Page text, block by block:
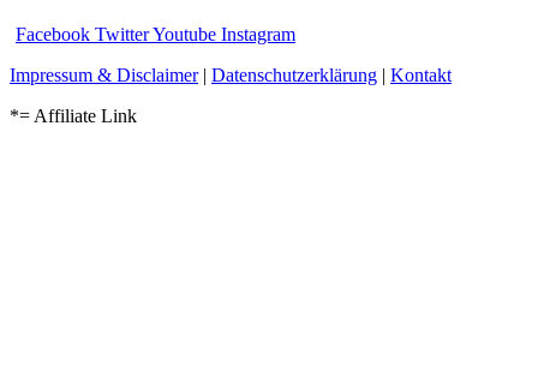
Facebook TwitterYoutube Instagram
Impressum & Disclaimer| Datenschutzerklärung | Kontakt
*= Affiliate Link